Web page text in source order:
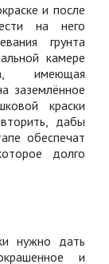
и после
на него
грунта
камере
имеющая
заземлённое
краски
дабы
обеспечат
долго
нужно дать
и